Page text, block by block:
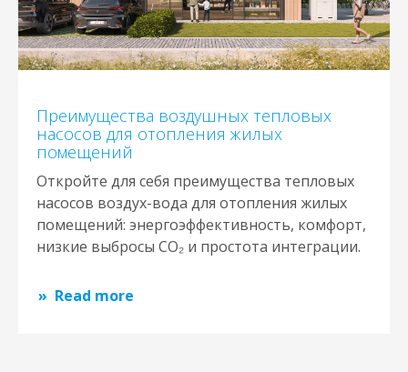
Преимущества воздушных тепловых
насосов для отопления жилых
помещений
Откройте для себя преимущества тепловых
насосов воздух-вода для отопления жилых
помещений: энергоэффективность, комфорт,
низкие выбросы CO₂ и простота интеграции.
Read more